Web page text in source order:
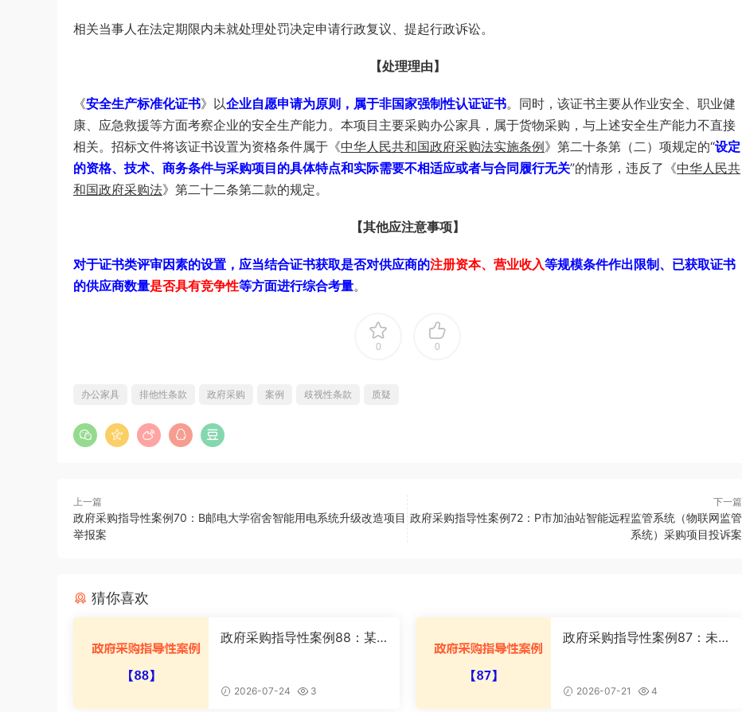
相关当事人在法定期限内未就处理处罚决定申请行政复议、提起行政诉讼。
【处理理由】
《安全生产标准化证书》以企业自愿申请为原则，属于非国家强制性认证证书。同时，该证书主要从作业安全、职业健
康、应急救援等方面考察企业的安全生产能力。本项目主要采购办公家具，属于货物采购，与上述安全生产能力不直接
相关。招标文件将该证书设置为资格条件属于《中华人民共和国政府采购法实施条例》第二十条第（二）项规定的“设定
的资格、技术、商务条件与采购项目的具体特点和实际需要不相适应或者与合同履行无关”的情形，违反了《中华人民共
和国政府采购法》第二十二条第二款的规定。
【其他应注意事项】
对于证书类评审因素的设置，应当结合证书获取是否对供应商的注册资本、营业收入等规模条件作出限制、已获取证书
的供应商数量是否具有竞争性等方面进行综合考量。
0 0
办公家具 排他性条款 政府采购 案例 歧视性条款 质疑
上一篇
政府采购指导性案例70：B邮电大学宿舍智能用电系统升级改造项目
举报案
下一篇
政府采购指导性案例72：P市加油站智能远程监管系统（物联网监管
系统）采购项目投诉案
猜你喜欢
政府采购指导性案例88：某
2026-07-24 3
政府采购指导性案例87：未
2026-07-21 4